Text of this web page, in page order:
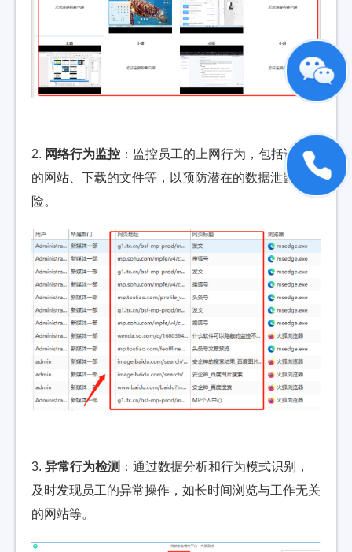
2. 网络行为监控 ：监控员工的上网行为，包括访问
的网站、下载的文件等，以预防潜在的数据泄露风
险。
3. 异常行为检测 ：通过数据分析和行为模式识别，
及时发现员工的异常操作，如长时间浏览与工作无关
的网站等。